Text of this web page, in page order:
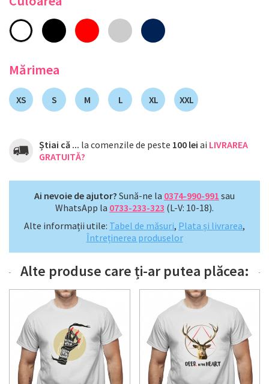
Mărimea
XS S M L XL XXL
Știai că ... la comenzile de peste 100 lei ai LIVRAREA
GRATUITĂ?
Ai nevoie de ajutor? Sună-ne la 0374-990-991 sau
WhatsApp la 0733-233-323 (L-V: 10-18).
Alte informații utile: Tabel de măsuri, Plata și livrarea,
Întreținerea produselor
Alte produse care ți-ar putea plăcea: